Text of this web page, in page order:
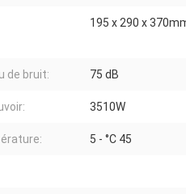
195 x 290 x
de bruit: 75 dB
3510W
5 - °C 45